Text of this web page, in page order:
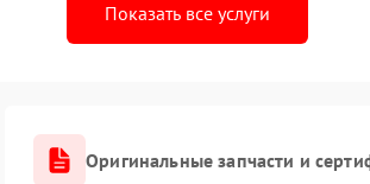
Показать все услуги
Оригинальные запчасти и